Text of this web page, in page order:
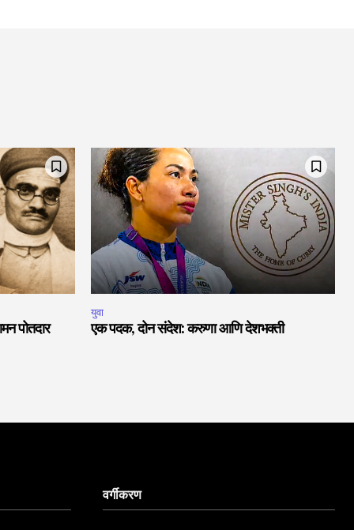
पोतदार
युवा
एक पदक, दोन संदेश: करुणा आणि देशभक्ती
वर्गीकरण